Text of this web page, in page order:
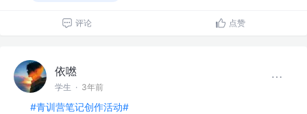
评论 点赞
依嘫
学生 · 3年前
#青训营笔记创作活动#